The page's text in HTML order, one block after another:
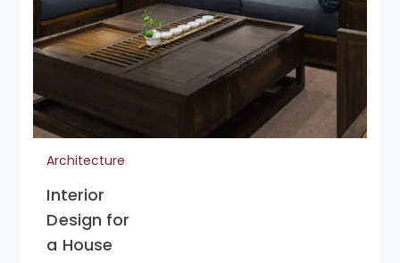
Architecture
Interior
Design for
a House